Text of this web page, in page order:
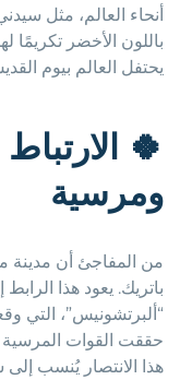
أنحاء العالم، مثل
باللون الأخضر تكريمًا
يحتفل العالم بيوم
🍀
ومرسية
من المفاجئ أن مدينة
باتريك. يعود هذا
حققت القوات المرسية
هذا الانتصار يُنسب